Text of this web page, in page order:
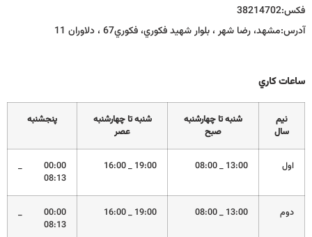
فكس:38214702
آدرس:مشهد، رضا شهر ، بلوار شهيد فكوري، فكوري67 ، دلاوران 11
ساعات كاري
نيم
سال
شنبه تا چهارشنبه
صبح
شنبه تا چهارشنبه
عصر
پنجشنبه
اول 13:00 _ 08:00
19:00 _ 16:00
00:00 _
08:13
دوم 13:00 _ 08:00
19:00 _ 16:00
00:00 _
08:13